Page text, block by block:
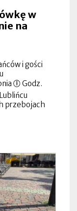
w
na
i gości
🕕 Godz.
przebojach